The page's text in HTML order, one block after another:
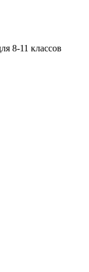
8-11 классов